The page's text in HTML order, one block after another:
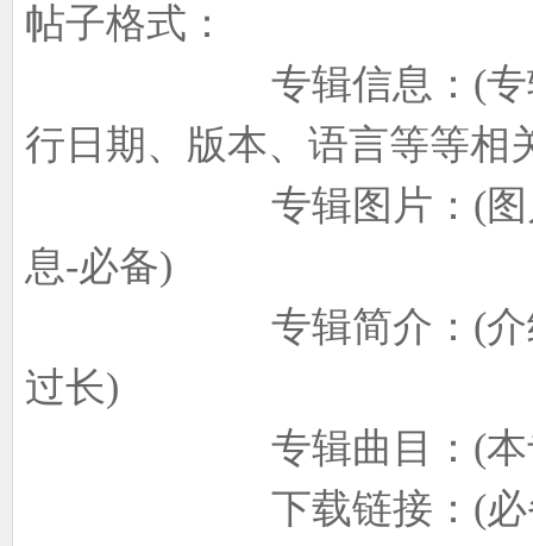
帖子格式：
专辑信息：(专辑中
行日期、版本、语言等等相
专辑图片：(图片内
息-必备)
专辑简介：(介绍专
过长)
专辑曲目：(本专辑
下载链接：(必